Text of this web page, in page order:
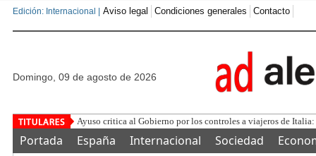
Edición: Internacional | Aviso legal Condiciones generales Contacto
domingo, 09 de agosto de 2026
¿S
Portada España Internacional Sociedad